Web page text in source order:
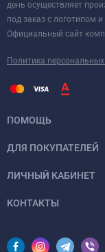
день осуществляет
под заказ с логотипом
Официальный сайт
Политика
ПОМОЩЬ
ДЛЯ ПОКУПАТЕЛЕЙ
ЛИЧНЫЙ КАБИНЕТ
КОНТАКТЫ